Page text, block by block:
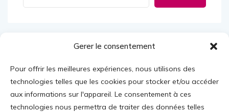
Gerer le consentement
Pour offrir les meilleures expériences, nous utilisons des
technologies telles que les cookies pour stocker et/ou accéder
aux informations sur l'appareil. Le consentement à ces
technologies nous permettra de traiter des données telles